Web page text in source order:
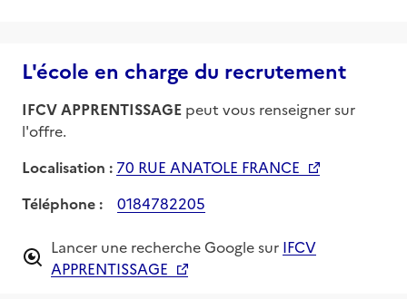
L'école en charge du recrutement
IFCV APPRENTISSAGE peut vous renseigner sur
l'offre.
Localisation : 70 RUE ANATOLE FRANCE
Téléphone :
0184782205
Lancer une recherche Google sur IFCV
APPRENTISSAGE